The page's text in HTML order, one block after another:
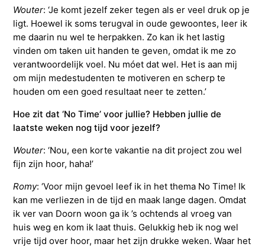
Wouter: ‘Je komt jezelf zeker tegen als er veel druk op je
ligt. Hoewel ik soms terugval in oude gewoontes, leer ik
me daarin nu wel te herpakken. Zo kan ik het lastig
vinden om taken uit handen te geven, omdat ik me zo
verantwoordelijk voel. Nu móet dat wel. Het is aan mij
om mijn medestudenten te motiveren en scherp te
houden om een goed resultaat neer te zetten.’
Hoe zit dat ‘No Time’ voor jullie? Hebben jullie de
laatste weken nog tijd voor jezelf?
Wouter: ‘Nou, een korte vakantie na dit project zou wel
fijn zijn hoor, haha!’
Romy: ‘Voor mijn gevoel leef ik in het thema No Time! Ik
kan me verliezen in de tijd en maak lange dagen. Omdat
ik ver van Doorn woon ga ik ’s ochtends al vroeg van
huis weg en kom ik laat thuis. Gelukkig heb ik nog wel
vrije tijd over hoor, maar het zijn drukke weken. Waar het